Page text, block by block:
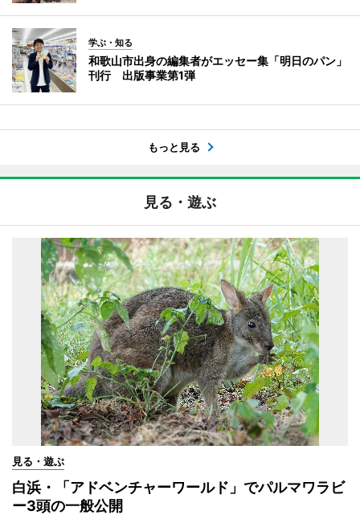
学ぶ・知る
和歌山市出身の編集者がエッセー集「明日のパン」
刊行 出版事業第1弾
もっと見る
見る・遊ぶ
見る・遊ぶ
白浜・「アドベンチャーワールド」でパルマワラビ
ー3頭の一般公開